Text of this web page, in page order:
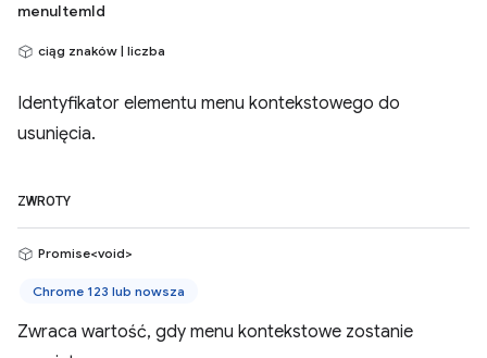
menuItemId
ciąg znaków | liczba
Identyfikator elementu menu kontekstowego do
usunięcia.
ZWROTY
Promise<void>
Chrome 123 lub nowsza
Zwraca wartość, gdy menu kontekstowe zostanie